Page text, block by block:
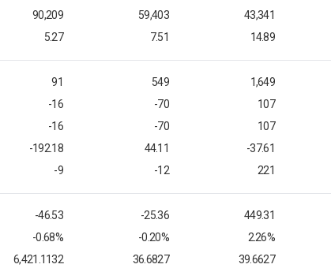
90,209 59,403 43,341
5.27 7.51 14.89
91 549 1,649
-16 -70 107
-16 -70 107
-192.18 44.11 -37.61
-9 -12 221
-46.53 -25.36 449.31
-0.68% -0.20% 2.26%
6,421.1132 36.6827 39.6627